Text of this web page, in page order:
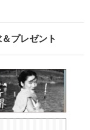
プレゼント